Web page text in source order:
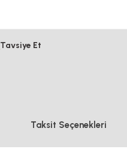
Tavsiye Et
Taksit Seçenekleri